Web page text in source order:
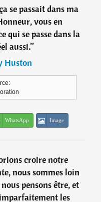
se passait dans ma
vous en
qui se passe dans la
aussi.”
Huston
WhatsApp Image
croire notre
nous sommes loin
pensons être, et
les